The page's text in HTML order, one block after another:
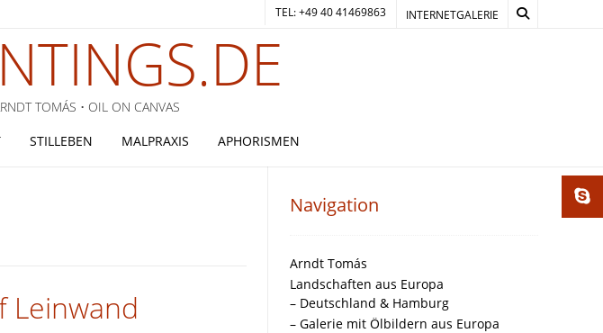
INTERNETGALERIE
TEL: +49 40 41469863
TOMÁS • OIL ON CANVAS
STILLEBEN MALPRAXIS APHORISMEN
Leinwand
Navigation
Arndt Tomás
Landschaften aus Europa
– Deutschland & Hamburg
– Galerie mit Ölbildern aus Europa